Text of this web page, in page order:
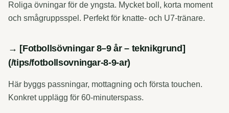
Roliga övningar för de yngsta. Mycket boll, korta moment
och smågruppsspel. Perfekt för knatte- och U7-tränare.
→ [Fotbollsövningar 8–9 år – teknikgrund]
(/tips/fotbollsovningar-8-9-ar)
Här byggs passningar, mottagning och första touchen.
Konkret upplägg för 60-minuterspass.